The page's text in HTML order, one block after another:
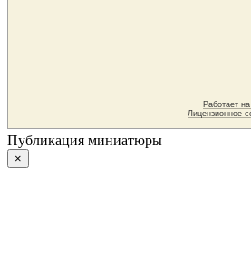
Публикация миниатюры
×